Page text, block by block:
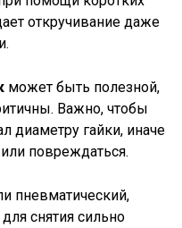
откручивание даже
может быть полезной,
Важно, чтобы
диаметру гайки, иначе
повреждаться.
пневматический,
снятия сильно